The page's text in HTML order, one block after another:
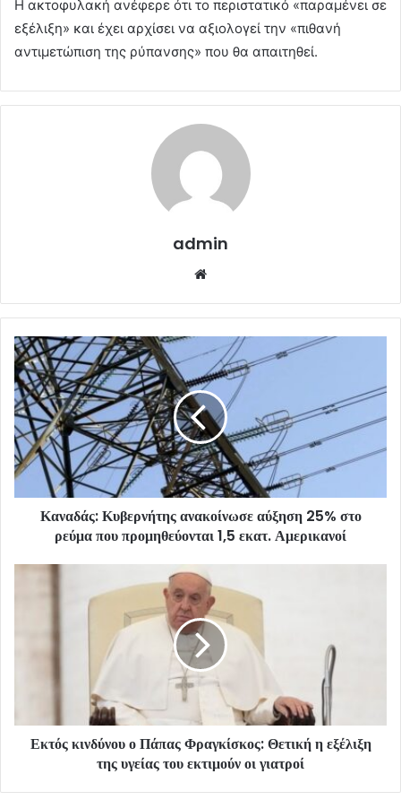
Η ακτοφυλακή ανέφερε ότι το περιστατικό «παραμένει σε
εξέλιξη» και έχει αρχίσει να αξιολογεί την «πιθανή
αντιμετώπιση της ρύπανσης» που θα απαιτηθεί.
admin
Καναδάς: Κυβερνήτης ανακοίνωσε αύξηση 25% στο
ρεύμα που προμηθεύονται 1,5 εκατ. Αμερικανοί
Εκτός κινδύνου ο Πάπας Φραγκίσκος: Θετική η εξέλιξη
της υγείας του εκτιμούν οι γιατροί